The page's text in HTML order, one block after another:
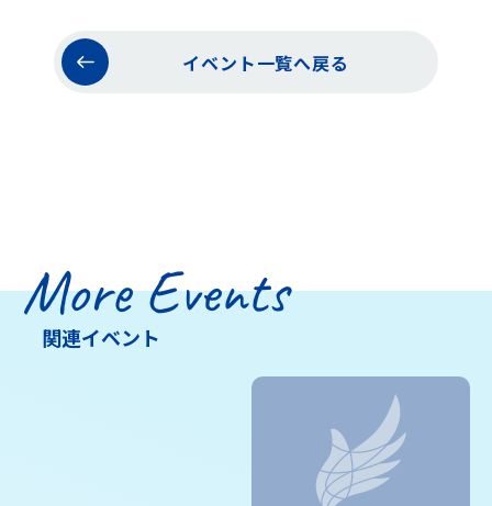
イベント一覧へ戻る
More Events
関連イベント